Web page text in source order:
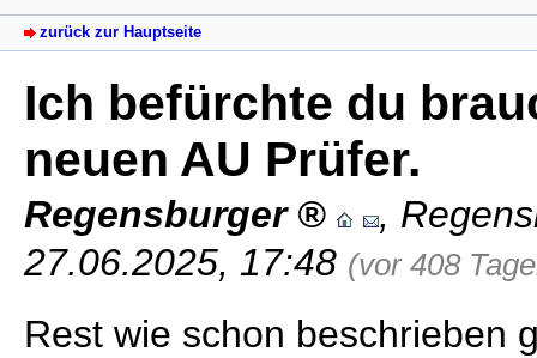
zurück zur Hauptseite
Ich befürchte du
neuen AU Prüfer.
Regensburger ,
27.06.2025, 17:48 (vor 408
Rest wie schon beschrieben